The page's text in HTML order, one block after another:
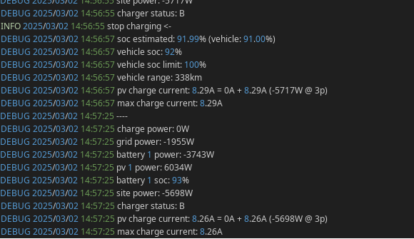
DEBUG 2025/03/02 14:56:55 charger status: B
INFO2025/03/02 14:56:55 stop charging <-
DEBUG 2025/03/02 14:56:57soc estimated:91.99% (vehicle:91.00%)
DEBUG 2025/03/02 14:56:57vehicle soc:92%
DEBUG 2025/03/02 14:56:57vehicle soc limit: 100%
DEBUG 2025/03/02 14:56:57vehicle range: 338km
DEBUG 2025/03/02 14:56:57 pv charge current:8.29A = 0A +8.29A (-5717W @ 3p)
DEBUG 2025/03/02 14:56:57 max charge current:8.29A
DEBUG 2025/03/02 14:57:25 ----
DEBUG 2025/03/02 14:57:25 charge power: 0W
DEBUG 2025/03/02 14:57:25 grid power: -1955W
DEBUG 2025/03/02 14:57:25 battery 1 power: -3743W
DEBUG 2025/03/02 14:57:25 pv 1 power: 6034W
DEBUG 2025/03/02 14:57:25 battery 1 soc:93%
DEBUG 2025/03/02 14:57:25 site power: -5698W
DEBUG 2025/03/02 14:57:25 charger status: B
DEBUG 2025/03/02 14:57:25 pv charge current:8.26A = 0A +8.26A (-5698W @ 3p)
DEBUG 2025/03/02 14:57:25 max charge current:8.26A